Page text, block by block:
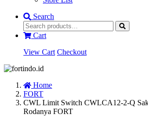
Search
Cart
View Cart Checkout
Home
FORT
CWL Limit Switch CWLCA12-2-Q
Rodanya FORT